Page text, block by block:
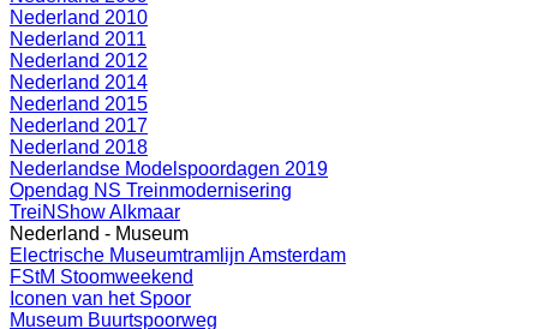
Nederland 2010
Nederland 2011
Nederland 2012
Nederland 2014
Nederland 2015
Nederland 2017
Nederland 2018
Nederlandse Modelspoordagen 2019
Opendag NS Treinmodernisering
TreiNShow Alkmaar
Nederland - Museum
Electrische Museumtramlijn Amsterdam
FStM Stoomweekend
Iconen van het Spoor
Museum Buurtspoorweg